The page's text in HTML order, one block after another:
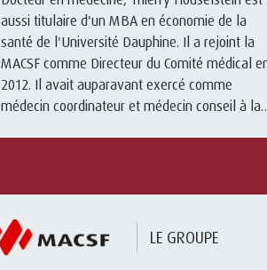
aussi titulaire d'un MBA en économie de la
santé de l'Université Dauphine. Il a rejoint la
MACSF comme Directeur du Comité médical
2012. Il avait auparavant exercé comme
médecin coordinateur et médecin conseil à la
LE GROUPE